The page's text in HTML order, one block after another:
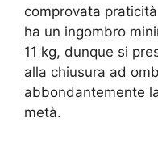
comprovata
ha un ingombro
11 kg, dunque si
alla chiusura ad
abbondantemente
metà.